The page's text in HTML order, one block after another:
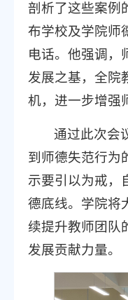
剖析了这些案例
布学校及学院师
电话。他强调，
发展之基，全院
机，进一步增强
通过此次会
到师德失范行为
示要引以为戒，
德底线。学院将
续提升教师团队
发展贡献力量。